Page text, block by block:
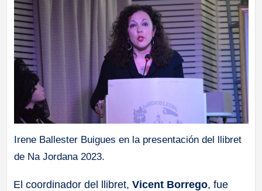
Irene Ballester Buigues en la presentación del llibret
de Na Jordana 2023.
El coordinador del llibret,Vicent Borrego, fue